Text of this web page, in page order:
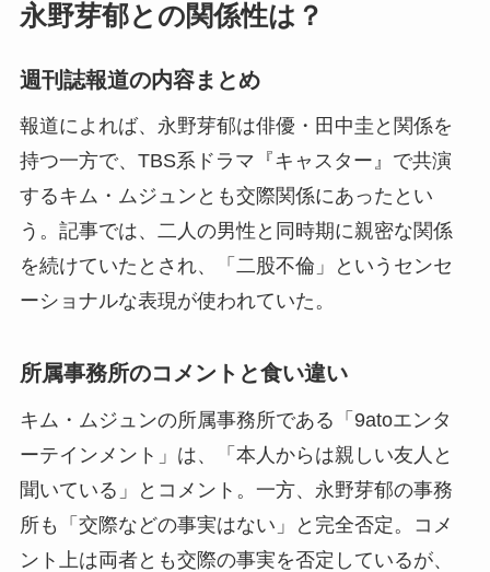
永野芽郁との関係性は？
週刊誌報道の内容まとめ
報道によれば、永野芽郁は俳優・田中圭と関係を
持つ一方で、TBS系ドラマ『キャスター』で共演
するキム・ムジュンとも交際関係にあったとい
う。記事では、二人の男性と同時期に親密な関係
を続けていたとされ、「二股不倫」というセンセ
ーショナルな表現が使われていた。
所属事務所のコメントと食い違い
キム・ムジュンの所属事務所である「9atoエンタ
ーテインメント」は、「本人からは親しい友人と
聞いている」とコメント。一方、永野芽郁の事務
所も「交際などの事実はない」と完全否定。コメ
ント上は両者とも交際の事実を否定しているが、